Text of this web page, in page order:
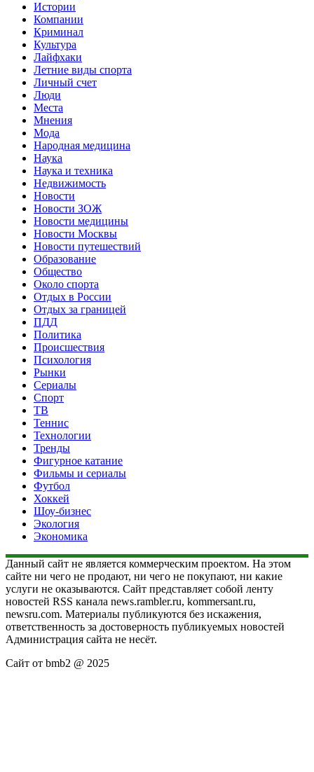
Истории
Компании
Криминал
Культура
Лайфхаки
Летние виды спорта
Личный счет
Люди
Места
Мнения
Мода
Народная медицина
Наука
Наука и техника
Недвижимость
Новости
Новости ЗОЖ
Новости медицины
Новости Москвы
Новости путешествий
Образование
Общество
Около спорта
Отдых в России
Отдых за границей
ПДД
Политика
Происшествия
Психология
Рынки
Сериалы
Спорт
ТВ
Теннис
Технологии
Тренды
Фигурное катание
Фильмы и сериалы
Футбол
Хоккей
Шоу-бизнес
Экология
Экономика
Данный сайт не является коммерческим проектом. На этом
сайте ни чего не продают, ни чего не покупают, ни какие
услуги не оказываются. Сайт представляет собой ленту
новостей RSS канала news.rambler.ru, kommersant.ru,
newsru.com. Материалы публикуются без искажения,
ответственность за достоверность публикуемых новостей
Администрация сайта не несёт.
Сайт от bmb2 @ 2025